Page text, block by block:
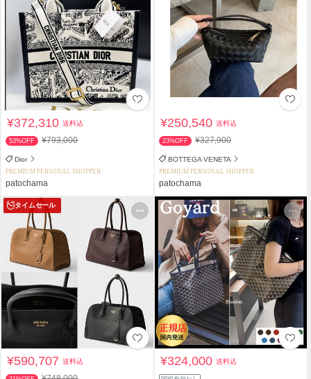
¥372,310送料込
53%OFF ¥793,000
Dior
PREMIUM PERSONAL SHOPPER
patochama
¥250,540送料込
23%OFF ¥327,900
BOTTEGA VENETA
PREMIUM PERSONAL SHOPPER
patochama
タイムセール
¥590,707送料込 ¥324,000送料込